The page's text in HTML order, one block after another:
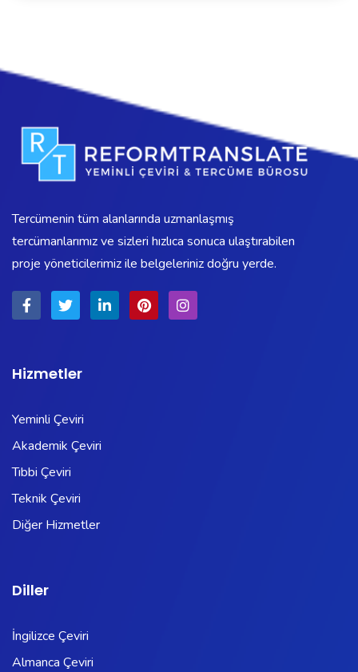
Tercümenin tüm alanlarında uzmanlaşmış
tercümanlarımız ve sizleri hızlıca sonuca ulaştırabilen
proje yöneticilerimiz ile belgeleriniz doğru yerde.
Hizmetler
Yeminli Çeviri
Akademik Çeviri
Tıbbi Çeviri
Teknik Çeviri
Diğer Hizmetler
Diller
İngilizce Çeviri
Almanca Çeviri